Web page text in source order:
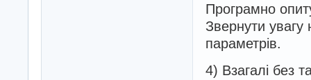
Програмно
Звернути увагу
параметрів.
4) Взагалі без